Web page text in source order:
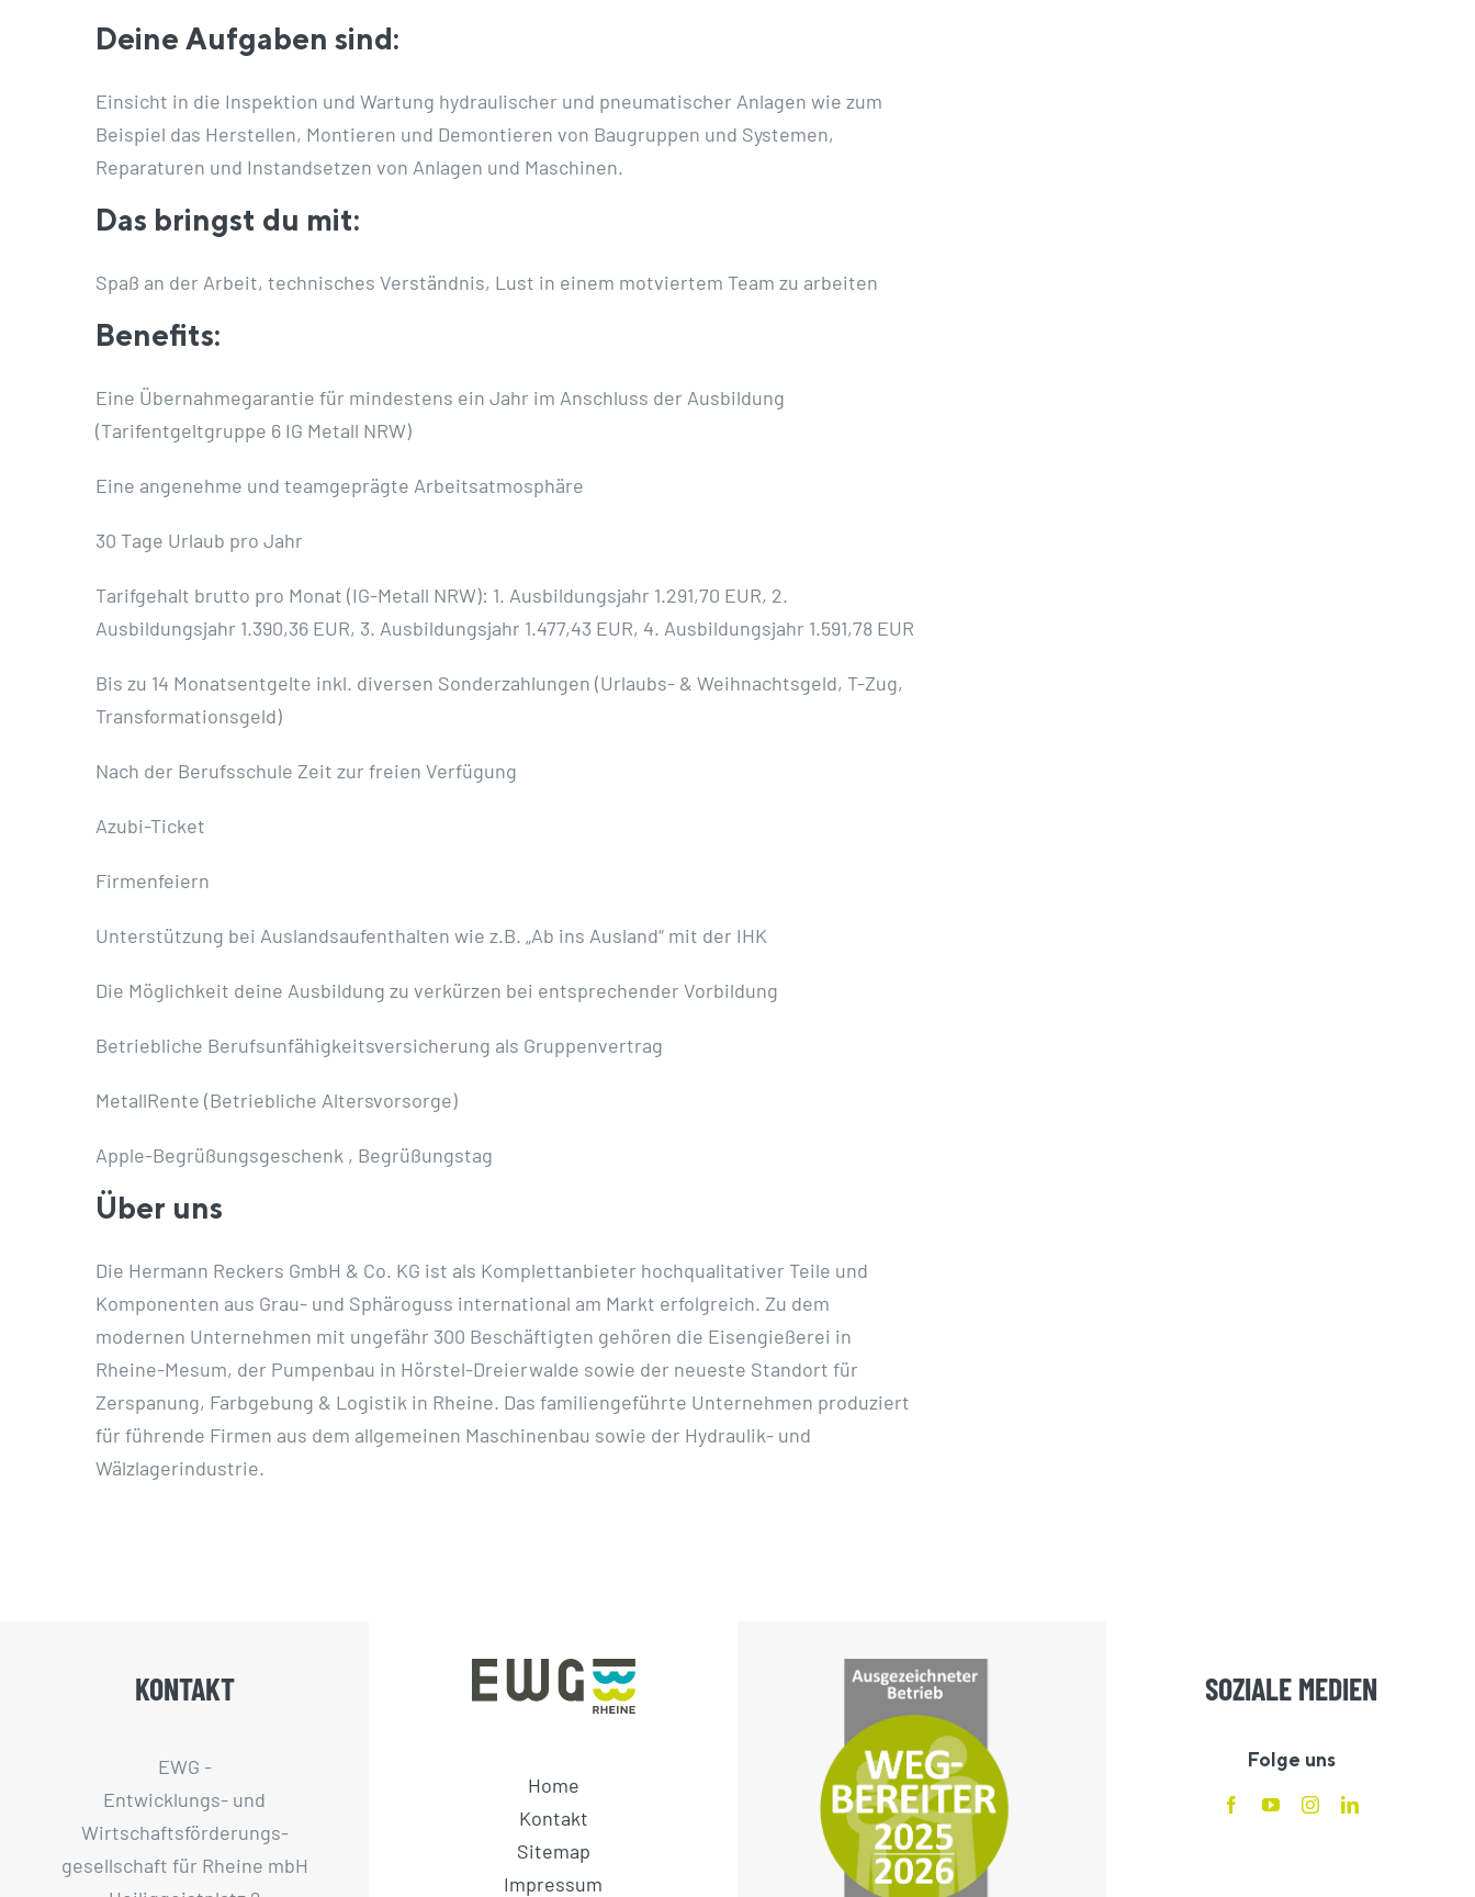
Deine Aufgaben sind:
Einsicht in die Inspektion und Wartung hydraulischer und pneumatischer Anlagen wie zum
Beispiel das Herstellen, Montieren und Demontieren von Baugruppen und Systemen,
Reparaturen und Instandsetzen von Anlagen und Maschinen.
Das bringst du mit:
Spaß an der Arbeit, technisches Verständnis, Lust in einem motviertem Team zu arbeiten
Benefits:
Eine Übernahmegarantie für mindestens ein Jahr im Anschluss der Ausbildung
(Tarifentgeltgruppe 6 IG Metall NRW)
Eine angenehme und teamgeprägte Arbeitsatmosphäre
30 Tage Urlaub pro Jahr
Tarifgehalt brutto pro Monat (IG-Metall NRW): 1. Ausbildungsjahr 1.291,70 EUR, 2.
Ausbildungsjahr 1.390,36 EUR, 3. Ausbildungsjahr 1.477,43 EUR, 4. Ausbildungsjahr 1.591,78 EUR
Bis zu 14 Monatsentgelte inkl. diversen Sonderzahlungen (Urlaubs- & Weihnachtsgeld, T-Zug,
Transformationsgeld)
Nach der Berufsschule Zeit zur freien Verfügung
Azubi-Ticket
Firmenfeiern
Unterstützung bei Auslandsaufenthalten wie z.B. „Ab ins Ausland“ mit der IHK
Die Möglichkeit deine Ausbildung zu verkürzen bei entsprechender Vorbildung
Betriebliche Berufsunfähigkeitsversicherung als Gruppenvertrag
MetallRente (Betriebliche Altersvorsorge)
Apple-Begrüßungsgeschenk , Begrüßungstag
Über uns
Die Hermann Reckers GmbH & Co. KG ist als Komplettanbieter hochqualitativer Teile und
Komponenten aus Grau- und Sphäroguss international am Markt erfolgreich. Zu dem
modernen Unternehmen mit ungefähr 300 Beschäftigten gehören die Eisengießerei in
Rheine-Mesum, der Pumpenbau in Hörstel-Dreierwalde sowie der neueste Standort für
Zerspanung, Farbgebung & Logistik in Rheine. Das familiengeführte Unternehmen produziert
für führende Firmen aus dem allgemeinen Maschinenbau sowie der Hydraulik- und
Wälzlagerindustrie.
KONTAKT
EWG -
Entwicklungs- und
Wirtschaftsförderungs­
gesellschaft für Rheine mbH
Home
Kontakt
Sitemap
Impressum
SOZIALE MEDIEN
Folge uns